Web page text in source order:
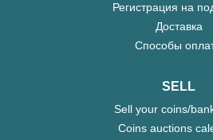
Регистрация на
Доставка
Способы
SELL
Sell your coins/
Coins auctions